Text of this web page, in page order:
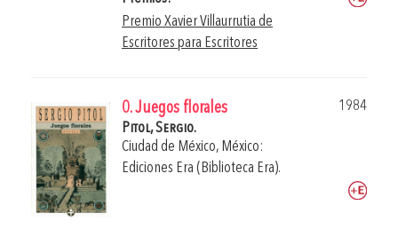
Premio Xavier Villaurrutia de
Escritores para Escritores
0. Juegos florales
1984
Pitol, Sergio.
Ciudad de México, México:
Ediciones Era (Biblioteca Era).